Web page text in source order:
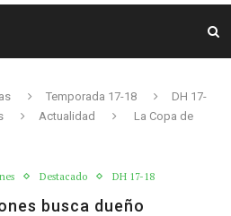
Temporada 17-18
DH 17-
Actualidad
La Copa de
Destacado DH 17-18
busca dueño